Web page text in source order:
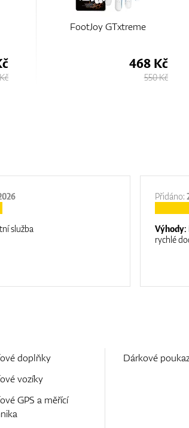
FootJoy GTxtreme
468 Kč
550 Kč
služba
Přidáno:
Výhody:
rychlé
doplňky
vozíky
GPS a měřící
Dárkové